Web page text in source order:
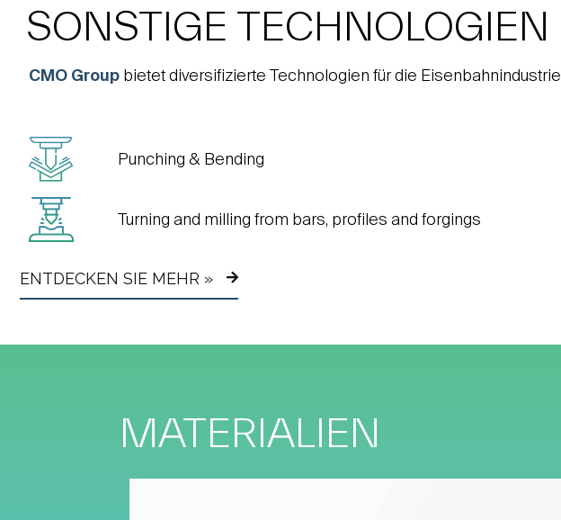
SONSTIGE TECHNOLOGIEN
CMO Group bietet diversifizierte Technologien für die Eisenbahnindustrie
Punching & Bending
Turning and milling from bars, profiles and forgings
ENTDECKEN SIE MEHR »
MATERIALIEN